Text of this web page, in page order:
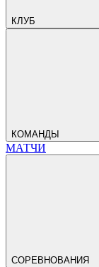
КЛУБ
КОМАНДЫ
МАТЧИ
СОРЕВНОВАНИЯ